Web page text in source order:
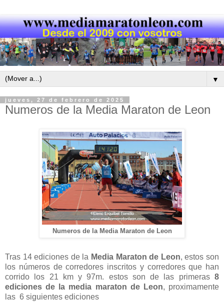
▼
jueves, 27 de febrero de 2025
Numeros de la Media Maraton de Leon
Numeros de la Media Maraton de Leon
Tras 14 ediciones de la Media Maraton de Leon, estos son
los números de corredores inscritos y corredores que han
corrido los 21 km y 97m. estos son de las primeras8
ediciones de la media maraton de Leon, proximamente
las 6 siguientes ediciones